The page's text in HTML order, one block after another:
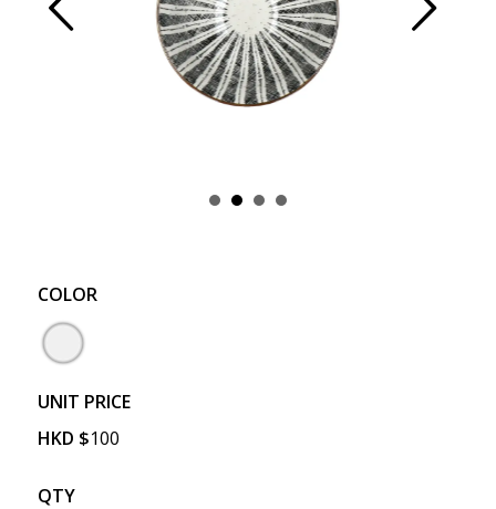
COLOR
UNIT PRICE
HKD $100
QTY